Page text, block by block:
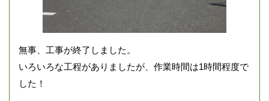
無事、工事が終了しました。
いろいろな工程がありましたが、作業時間は1時間程度で
した！